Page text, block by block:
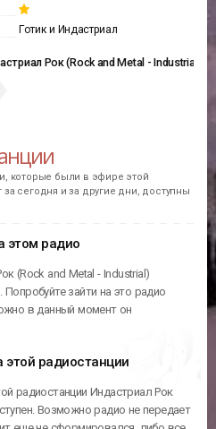
Готик и Индастриал
Рок (Rock and Metal - Industrial)
которые были в эфире этой
сегодня и за другие дни, доступны
этом радио
(Rock and Metal - Industrial)
зайти на это радио
в данный момент он
этой радиостанции
радиостанции Индастриал Рок
Возможно радио не передает